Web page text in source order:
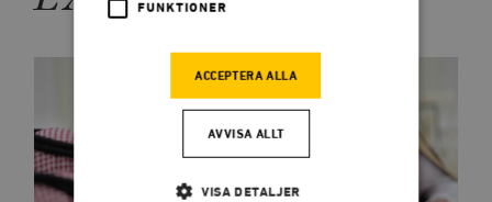
FUNKTIONER
ACCEPTERA ALLA
AVVISA ALLT
VISA DETALJER